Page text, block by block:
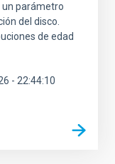
un parámetro
del disco.
de edad
- 22:44:10